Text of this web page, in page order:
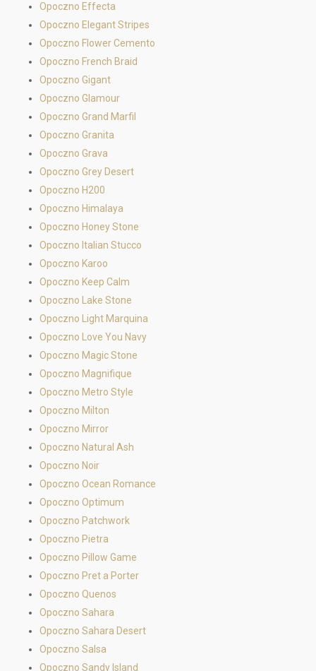
Opoczno Effecta
Opoczno Elegant Stripes
Opoczno Flower Cemento
Opoczno French Braid
Opoczno Gigant
Opoczno Glamour
Opoczno Grand Marfil
Opoczno Granita
Opoczno Grava
Opoczno Grey Desert
Opoczno H200
Opoczno Himalaya
Opoczno Honey Stone
Opoczno Italian Stucco
Opoczno Karoo
Opoczno Keep Calm
Opoczno Lake Stone
Opoczno Light Marquina
Opoczno Love You Navy
Opoczno Magic Stone
Opoczno Magnifique
Opoczno Metro Style
Opoczno Milton
Opoczno Mirror
Opoczno Natural Ash
Opoczno Noir
Opoczno Ocean Romance
Opoczno Optimum
Opoczno Patchwork
Opoczno Pietra
Opoczno Pillow Game
Opoczno Pret a Porter
Opoczno Quenos
Opoczno Sahara
Opoczno Sahara Desert
Opoczno Salsa
Opoczno Sandy Island